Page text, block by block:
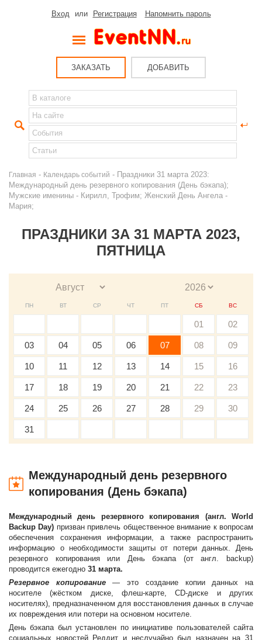
Вход или Регистрация Напомнить пароль
ЗАКАЗАТЬ ДОБАВИТЬ
Главная - Календарь событий - Праздники 31 марта 2023:
Международный день резервного копирования (День бэкапа);
Мужские именины - Кирилл, Трофим; Женский День Ангела -
Мария;
ПРАЗДНИКИ ЗА 31 МАРТА 2023,
ПЯТНИЦА
ПН ВТ СР ЧТ ПТ СБ ВС
01 02
03 04 05 06 07 08 09
10 11 12 13 14 15 16
17 18 19 20 21 22 23
24 25 26 27 28 29 30
31
Международный день резервного
копирования (День бэкапа)
Международный день резервного копирования (англ. World
Backup Day) призван привлечь общественное внимание к вопросам
обеспечения сохранения информации, а также распространить
информацию о необходимости защиты от потери данных. День
резервного копирования или День бэкапа (от англ. backup)
проводится ежегодно 31 марта.
Резервное копирование— это создание копии данных на
носителе (жёстком диске, флеш-карте, CD-диске и других
носителях), предназначенном для восстановления данных в случае
их повреждения или потери на основном носителе.
День бэкапа был установлен по инициативе пользователей сайта
социальных новостей Реддит и неслучайно был назначен на 31